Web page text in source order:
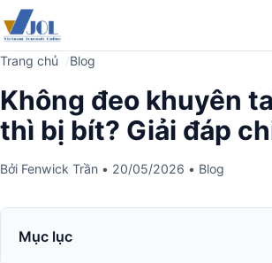
Trang chủ Blog
Không đeo khuyên
thì bị bít? Giải đáp
Bởi Fenwick Trần • 20/05/2026 • Blog
Mục lục